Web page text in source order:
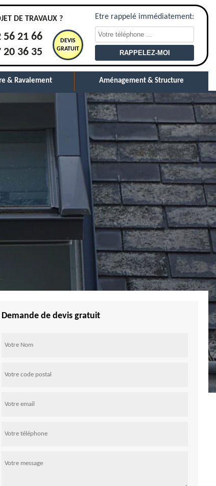
DE TRAVAUX ?
56 21 66
20 36 35
DEVIS
GRATUIT
Etre rappelé immédiatement:
& Ravalement Aménagement & Structure
Demande de devis gratuit